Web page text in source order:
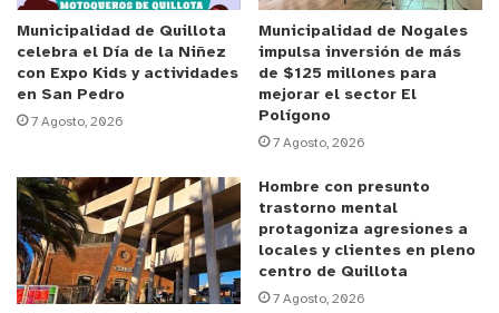
y tú, ¿qué opinas?
Municipalidad de Quillota
celebra el Día de la Niñez
con Expo Kids y actividades
en San Pedro
7 Agosto, 2026
Municipalidad de Nogales
impulsa inversión de más
de $125 millones para
mejorar el sector El
Polígono
7 Agosto, 2026
Hombre con presunto
trastorno mental
protagoniza agresiones a
locales y clientes en pleno
centro de Quillota
7 Agosto, 2026